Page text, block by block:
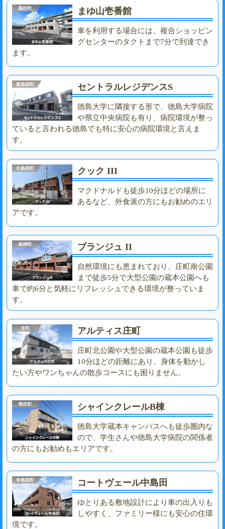
まゆ山壱番館
車を利用する場合には、複合ショッピン
グセンターのタクトまで7分で到達でき
ます。
セントラルレジデンスS
徳島大学に隣接する形で、徳島大学病院
や県立中央病院も有り、病院環境が整っ
ていると言われる徳島でも特に安心の病院環境と言えま
す。
クック III
マクドナルドも徒歩10分ほどの場所に
あるなど、外食派の方にもお勧めのエリ
アです。
ブランジュ II
自然環境にも恵まれており、庄町南公園
まで徒歩5分で大型公園の蔵本公園へも
車で約6分と気軽にリフレッシュできる環境が整っていま
す。
アルティス庄町
庄町北公園や大型公園の蔵本公園も徒歩
10分ほどの距離にあり、身体を動かし
たい方やワンちゃんの散歩コースにも困りません。
シャインクレールB棟
徳島大学蔵本キャンパスへも徒歩圏内な
ので、学生さんや徳島大学病院の関係者
の方にもお勧めもエリアです。
コートヴェール中島田
ゆとりある敷地設計により車の出入りも
しやすく、ファミリー様にも安心の住環
境です。